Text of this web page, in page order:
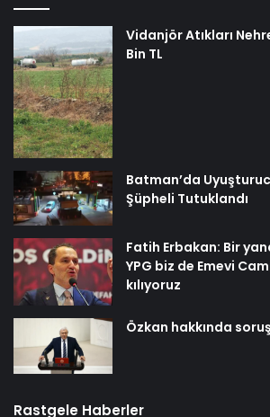
Vidanjör Atıkları
Bin TL
Batman’da
Şüpheli Tutuklandı
Fatih Erbakan: Bir
YPG biz de Emevi
kılıyoruz
Özkan hakkında
Rastgele Haberler